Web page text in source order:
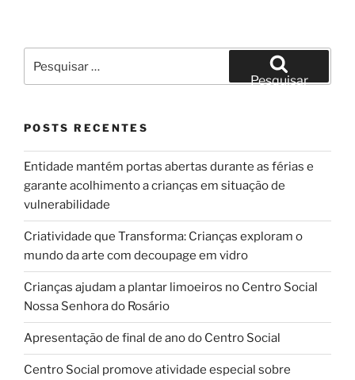
por:
Pesquisar
POSTS RECENTES
Entidade mantém portas abertas durante as férias e
garante acolhimento a crianças em situação de
vulnerabilidade
Criatividade que Transforma: Crianças exploram o
mundo da arte com decoupage em vidro
Crianças ajudam a plantar limoeiros no Centro Social
Nossa Senhora do Rosário
Apresentação de final de ano do Centro Social
Centro Social promove atividade especial sobre